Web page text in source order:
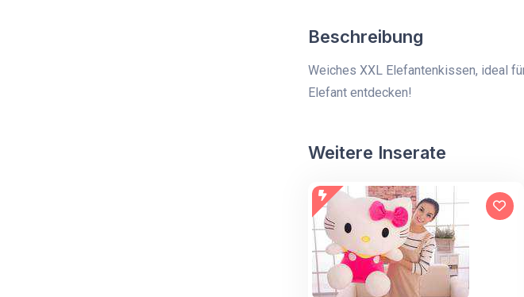
Beschreibung
Weiches XXL Elefantenkissen, ideal
Elefant entdecken!
Weitere Inserate